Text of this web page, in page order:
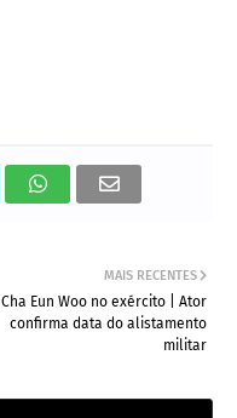
MAIS RECENTES
Cha Eun Woo no exército | Ator
confirma data do alistamento
militar